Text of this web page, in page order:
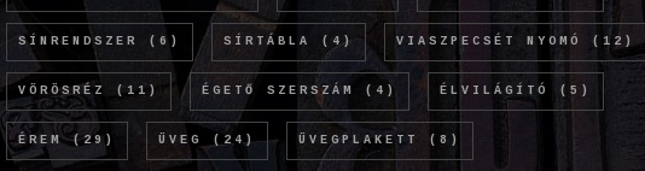
SÍNRENDSZER (6) SÍRTÁBLA (4) VIASZPECSÉT NYOMÓ (12)
VÖRÖSRÉZ (11) ÉGETŐ SZERSZÁM (4) ÉLVILÁGÍTÓ (5)
ÉREM(29) ÜVEG (24) ÜVEGPLAKETT (8)